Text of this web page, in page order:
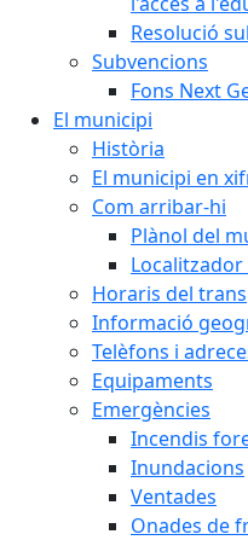
Resolució
Subvencions
Fons Next
El municipi
Història
El municipi en
Com arribar-hi
Plànol del
Horaris del
Informació
Telèfons i
Equipaments
Emergències
Incendis
Inundacions
Ventades
Onades de